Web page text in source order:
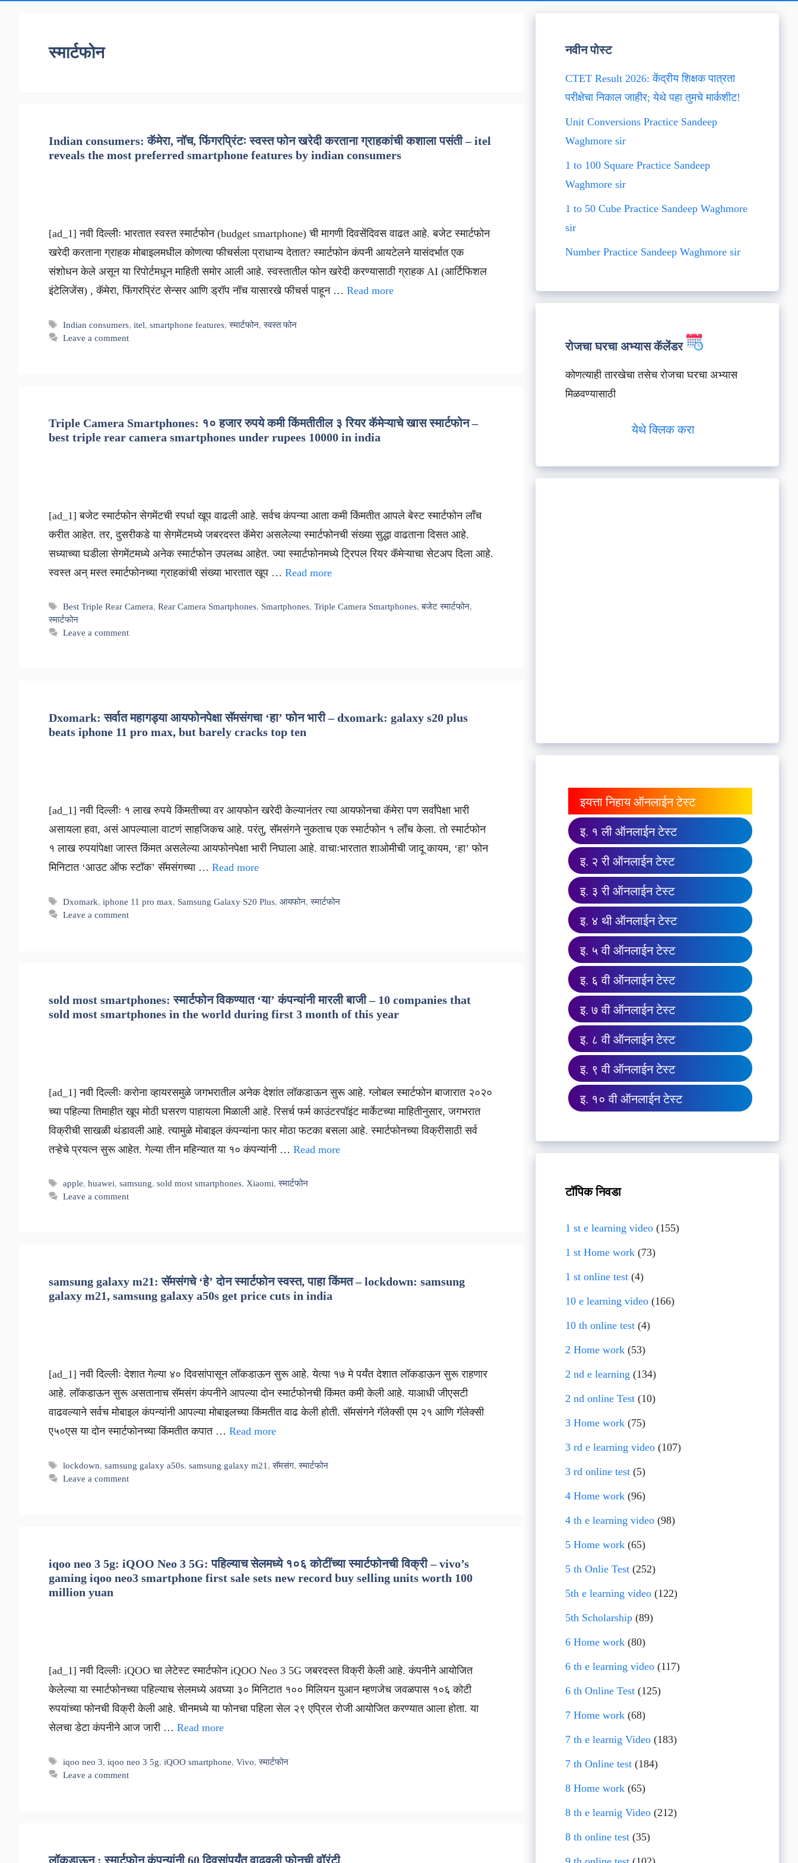
स्मार्टफोन
Indian consumers: कॅमेरा, नॉच, फिंगरप्रिंटः स्वस्त फोन खरेदी करताना ग्राहकांची कशाला पसंती – itel
reveals the most preferred smartphone features by indian consumers
[ad_1] नवी दिल्लीः भारतात स्वस्त स्मार्टफोन (budget smartphone) ची मागणी दिवसेंदिवस वाढत आहे. बजेट स्मार्टफोन
खरेदी करताना ग्राहक मोबाइलमधील कोणत्या फीचर्सला प्राधान्य देतात? स्मार्टफोन कंपनी आयटेलने यासंदर्भात एक
संशोधन केले असून या रिपोर्टमधून माहिती समोर आली आहे. स्वस्तातील फोन खरेदी करण्यासाठी ग्राहक AI (आर्टिफिशल
इंटेलिजेंस) , कॅमेरा, फिंगरप्रिंट सेन्सर आणि ड्रॉप नॉच यासारखे फीचर्स पाहून … Read more
Tags
Indian consumers,itel,smartphone features,स्मार्टफोन,स्वस्त फोन
Leave a comment
Triple Camera Smartphones: १० हजार रुपये कमी किंमतीतील ३ रियर कॅमेऱ्याचे खास स्मार्टफोन –
best triple rear camera smartphones under rupees 10000 in india
[ad_1] बजेट स्मार्टफोन सेगमेंटची स्पर्धा खूप वाढली आहे. सर्वच कंपन्या आता कमी किंमतीत आपले बेस्ट स्मार्टफोन लाँच
करीत आहेत. तर, दुसरीकडे या सेगमेंटमध्ये जबरदस्त कॅमेरा असलेल्या स्मार्टफोनची संख्या सुद्धा वाढताना दिसत आहे.
सध्याच्या घडीला सेगमेंटमध्ये अनेक स्मार्टफोन उपलब्ध आहेत. ज्या स्मार्टफोनमध्ये ट्रिपल रियर कॅमेऱ्याचा सेटअप दिला आहे.
स्वस्त अन् मस्त स्मार्टफोनच्या ग्राहकांची संख्या भारतात खूप … Read more
Tags
Best Triple Rear Camera,Rear Camera Smartphones, Smartphones,Triple Camera Smartphones,बजेट स्मार्टफोन,
स्मार्टफोन
Leave a comment
Dxomark: सर्वात महागड्या आयफोनपेक्षा सॅमसंगचा ‘हा’ फोन भारी – dxomark: galaxy s20 plus
beats iphone 11 pro max, but barely cracks top ten
[ad_1] नवी दिल्लीः १ लाख रुपये किंमतीच्या वर आयफोन खरेदी केल्यानंतर त्या आयफोनचा कॅमेरा पण सर्वांपेक्षा भारी
असायला हवा, असं आपल्याला वाटणं साहजिकच आहे. परंतु, सॅमसंगने नुकताच एक स्मार्टफोन १ लाँच केला. तो स्मार्टफोन
१ लाख रुपयांपेक्षा जास्त किंमत असलेल्या आयफोनपेक्षा भारी निघाला आहे. वाचाःभारतात शाओमीची जादू कायम, ‘हा’ फोन
मिनिटात ‘आउट ऑफ स्टॉक’ सॅमसंगच्या … Read more
Tags
Dxomark,iphone 11 pro max, Samsung Galaxy S20 Plus,आयफोन,स्मार्टफोन
Leave a comment
sold most smartphones: स्मार्टफोन विकण्यात ‘या’ कंपन्यांनी मारली बाजी – 10 companies that
sold most smartphones in the world during first 3 month of this year
[ad_1] नवी दिल्लीः करोना व्हायरसमुळे जगभरातील अनेक देशांत लॉकडाऊन सुरू आहे. ग्लोबल स्मार्टफोन बाजारात २०२०
च्या पहिल्या तिमाहीत खूप मोठी घसरण पाहायला मिळाली आहे. रिसर्च फर्म काउंटरपॉइंट मार्केटच्या माहितीनुसार, जगभरात
विक्रीची साखळी थंडावली आहे. त्यामुळे मोबाइल कंपन्यांना फार मोठा फटका बसला आहे. स्मार्टफोनच्या विक्रीसाठी सर्व
तऱ्हेचे प्रयत्न सुरू आहेत. गेल्या तीन महिन्यात या १० कंपन्यांनी … Read more
Tags
apple,huawei,samsung,sold most smartphones, Xiaomi,स्मार्टफोन
Leave a comment
samsung galaxy m21: सॅमसंगचे ‘हे’ दोन स्मार्टफोन स्वस्त, पाहा किंमत – lockdown: samsung
galaxy m21, samsung galaxy a50s get price cuts in india
[ad_1] नवी दिल्लीः देशात गेल्या ४० दिवसांपासून लॉकडाऊन सुरू आहे. येत्या १७ मे पर्यंत देशात लॉकडाऊन सुरू राहणार
आहे. लॉकडाऊन सुरू असतानाच सॅमसंग कंपनीने आपल्या दोन स्मार्टफोनची किंमत कमी केली आहे. याआधी जीएसटी
वाढवल्याने सर्वच मोबाइल कंपन्यांनी आपल्या मोबाइलच्या किंमतीत वाढ केली होती. सॅमसंगने गॅलेक्सी एम २१ आणि गॅलेक्सी
ए५०एस या दोन स्मार्टफोनच्या किंमतीत कपात … Read more
Tags
lockdown,samsung galaxy a50s,samsung galaxy m21 ,सॅमसंग,स्मार्टफोन
Leave a comment
iqoo neo 3 5g: iQOO Neo 3 5G: पहिल्याच सेलमध्ये १०६ कोटींच्या स्मार्टफोनची विक्री – vivo’s
gaming iqoo neo3 smartphone first sale sets new record buy selling units worth 100
million yuan
[ad_1] नवी दिल्लीः iQOO चा लेटेस्ट स्मार्टफोन iQOO Neo 3 5G जबरदस्त विक्री केली आहे. कंपनीने आयोजित
केलेल्या या स्मार्टफोनच्या पहिल्याच सेलमध्ये अवघ्या ३० मिनिटात १०० मिलियन युआन म्हणजेच जवळपास १०६ कोटी
रुपयांच्या फोनची विक्री केली आहे. चीनमध्ये या फोनचा पहिला सेल २९ एप्रिल रोजी आयोजित करण्यात आला होता. या
सेलचा डेटा कंपनीने आज जारी … Read more
Tags
iqoo neo 3,iqoo neo 3 5g,iQOO smartphone,Vivo,स्मार्टफोन
Leave a comment
लॉकडाऊन : स्मार्टफोन कंपन्यांनी 60 दिवसांपर्यंत वाढवली फोनची वॉरंटी
नवीन पोस्ट
CTET Result 2026: केंद्रीय शिक्षक पात्रता
परीक्षेचा निकाल जाहीर; येथे पहा तुमचे मार्कशीट!
Unit Conversions Practice Sandeep
Waghmore sir
1 to 100 Square Practice Sandeep
Waghmore sir
1 to 50 Cube Practice Sandeep Waghmore
sir
Number Practice Sandeep Waghmore sir
रोजचा घरचा अभ्यास कॅलेंडर
कोणत्याही तारखेचा तसेच रोजचा घरचा अभ्यास
मिळवण्यासाठी
येथे क्लिक करा
इयत्ता निहाय ऑनलाईन टेस्ट
इ. १ ली ऑनलाईन टेस्ट
इ. २ री ऑनलाईन टेस्ट
इ. ३ री ऑनलाईन टेस्ट
इ. ४ थी ऑनलाईन टेस्ट
इ. ५ वी ऑनलाईन टेस्ट
इ. ६ वी ऑनलाईन टेस्ट
इ. ७ वी ऑनलाईन टेस्ट
इ. ८ वी ऑनलाईन टेस्ट
इ. ९ वी ऑनलाईन टेस्ट
इ. १० वी ऑनलाईन टेस्ट
टॉपिक निवडा
1 st e learning video(155)
1 st Home work(73)
1 st online test(4)
10 e learning video(166)
10 th online test(4)
2 Home work(53)
2 nd e learning (134)
2 nd online Test(10)
3 Home work(75)
3 rd e learning video(107)
3 rd online test(5)
4 Home work(96)
4 th e learning video(98)
5 Home work(65)
5 th Onlie Test(252)
5th e learning video(122)
5th Scholarship(89)
6 Home work(80)
6 th e learning video(117)
6 th Online Test(125)
7 Home work(68)
7 th e learnig Video(183)
7 th Online test(184)
8 Home work(65)
8 th e learnig Video(212)
8 th online test(35)